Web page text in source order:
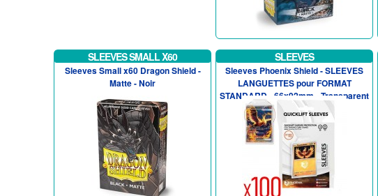
SLEEVES SMALL X60
Sleeves Small x60 Dragon Shield -
Matte - Noir
SLEEVES
Sleeves Phoenix Shield - SLEEVES
LANGUETTES pour FORMAT
STANDARD - 66x92mm - Transparent
(x100)